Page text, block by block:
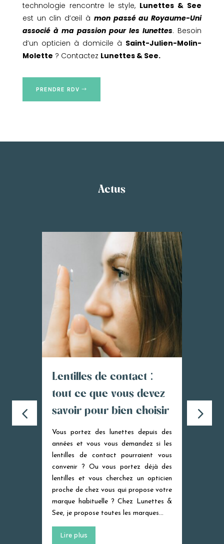
technologie rencontre le style, Lunettes & See
est un clin d’œil à mon passé au Royaume-Uni
associé à ma passion pour les lunettes. Besoin
d’un opticien à domicile à Saint-Julien-Molin-
Molette ? Contactez Lunettes & See.
PRENDRE RDV
Actus
et
Lentilles de contact :
tout ce que vous devez
savoir pour bien choisir
Vous portez des lunettes depuis des
années et vous vous demandez si les
lentilles de contact pourraient vous
convenir ? Ou vous portez déjà des
lentilles et vous cherchez un opticien
proche de chez vous qui propose votre
marque habituelle ? Chez Lunettes &
See, je propose toutes les marques…
Lire plus